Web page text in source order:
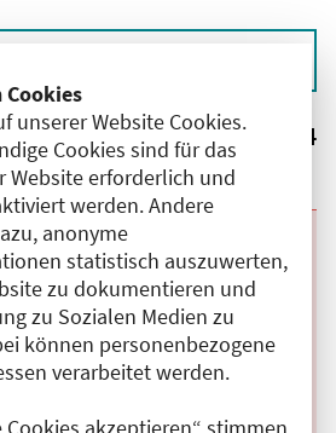
Cookies
unserer Website Cookies.
Cookies sind für das
Website erforderlich und
werden. Andere
anonyme
statistisch auszuwerten,
zu dokumentieren und
zu Sozialen Medien zu
können personenbezogene
verarbeitet werden.
Cookies akzeptieren“ stimmen
Ergebnisse: 4
Anfangszeit:
,08:30 Uhr
Oberer
Klinikum,
13353 Berlin
2